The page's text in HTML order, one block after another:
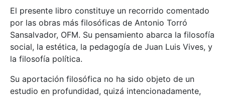
El presente libro constituye un recorrido comentado
por las obras más filosóficas de Antonio Torró
Sansalvador, OFM. Su pensamiento abarca la filosofía
social, la estética, la pedagogía de Juan Luis Vives, y
la filosofía política.
Su aportación filosófica no ha sido objeto de un
estudio en profundidad, quizá intencionadamente,